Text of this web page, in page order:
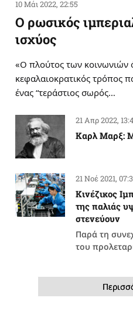
10 Μάι 2022, 22:55
Ο ρωσικός
ισχύος
«Ο πλούτος των κοινωνιών
κεφαλαιοκρατικός τρόπος
ένας “τεράστιος σωρός…
21 Απρ 2022,
Καρλ Μαρξ:
21 Νοέ 2021,
Κινέζικος
της παλιάς
στενεύουν
Παρά τη
του